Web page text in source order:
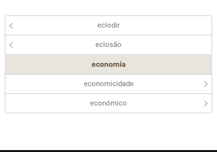
eclodir
eclosão
economia
economicidade
económico